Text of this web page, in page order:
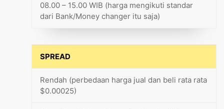
08.00 – 15.00 WIB (harga mengikuti standar
dari Bank/Money changer itu saja)
SPREAD
Rendah (perbedaan harga jual dan beli rata rata
$0.00025)